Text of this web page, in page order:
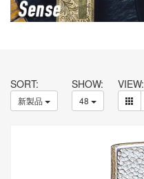
SORT:
新製品
SHOW:
48
VIEW: